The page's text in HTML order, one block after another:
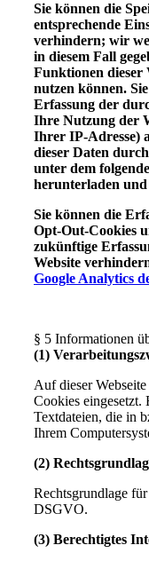
Sie können die
entsprechende
verhindern; wir
in diesem Fall
Funktionen dieser
nutzen können.
Erfassung der
Ihre Nutzung der
Ihrer IP-Adresse)
dieser Daten
unter dem
herunterladen
Sie können die
Opt-Out-Cookies
zukünftige
Website
Google Analytics
§ 5 Informationen
(1)
Auf dieser
Cookies eingesetzt.
Textdateien, die in
Ihrem
(2)
Rechtsgrundlage
DSGVO.
(3) Berechtigtes